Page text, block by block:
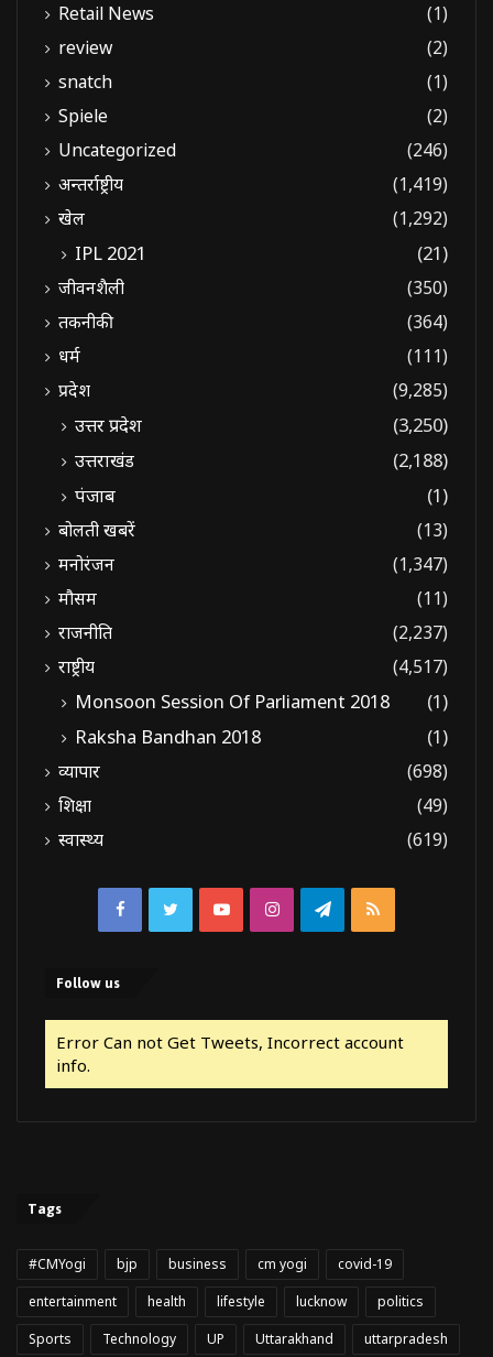
Retail News
(1)
review
(2)
snatch
(1)
Spiele
(2)
Uncategorized
(246)
अन्तर्राष्ट्रीय
(1,419)
खेल
(1,292)
IPL 2021 (21)
जीवनशैली
(350)
तकनीकी
(364)
धर्म
(111)
प्रदेश
(9,285)
उत्तर प्रदेश
(3,250)
उत्तराखंड
(2,188)
पंजाब
(1)
बोलती खबरें
(13)
मनोरंजन
(1,347)
मौसम
(11)
राजनीति
(2,237)
राष्ट्रीय
(4,517)
Monsoon Session Of Parliament 2018
(1)
Raksha Bandhan 2018
(1)
व्यापार
(698)
शिक्षा
(49)
स्वास्थ्य
(619)
FacebookTwitterYouTubeInstagramTelegram
RSS
Follow us
Error Can not Get Tweets, Incorrect account
info.
Tags
#CMYogi bjp business cm yogi
covid-19
entertainment
health lifestyle lucknow
politics
Sports
Technology UP Uttarakhand uttarpradesh